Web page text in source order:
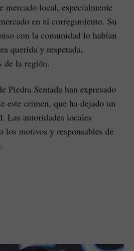
mercado local, especialmente
en el corregimiento. Su
con la comunidad lo habían
querida y respetada,
de la región.
Piedra Sentada han expresado
este crimen, que ha dejado un
Las autoridades locales
los motivos y responsables de